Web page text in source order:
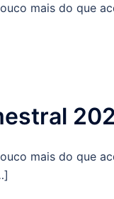
mais do que
mais do que